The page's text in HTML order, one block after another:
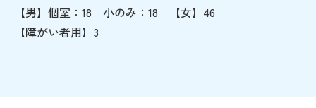
【男】個室：18 小のみ：18 【女】46
【障がい者用】3